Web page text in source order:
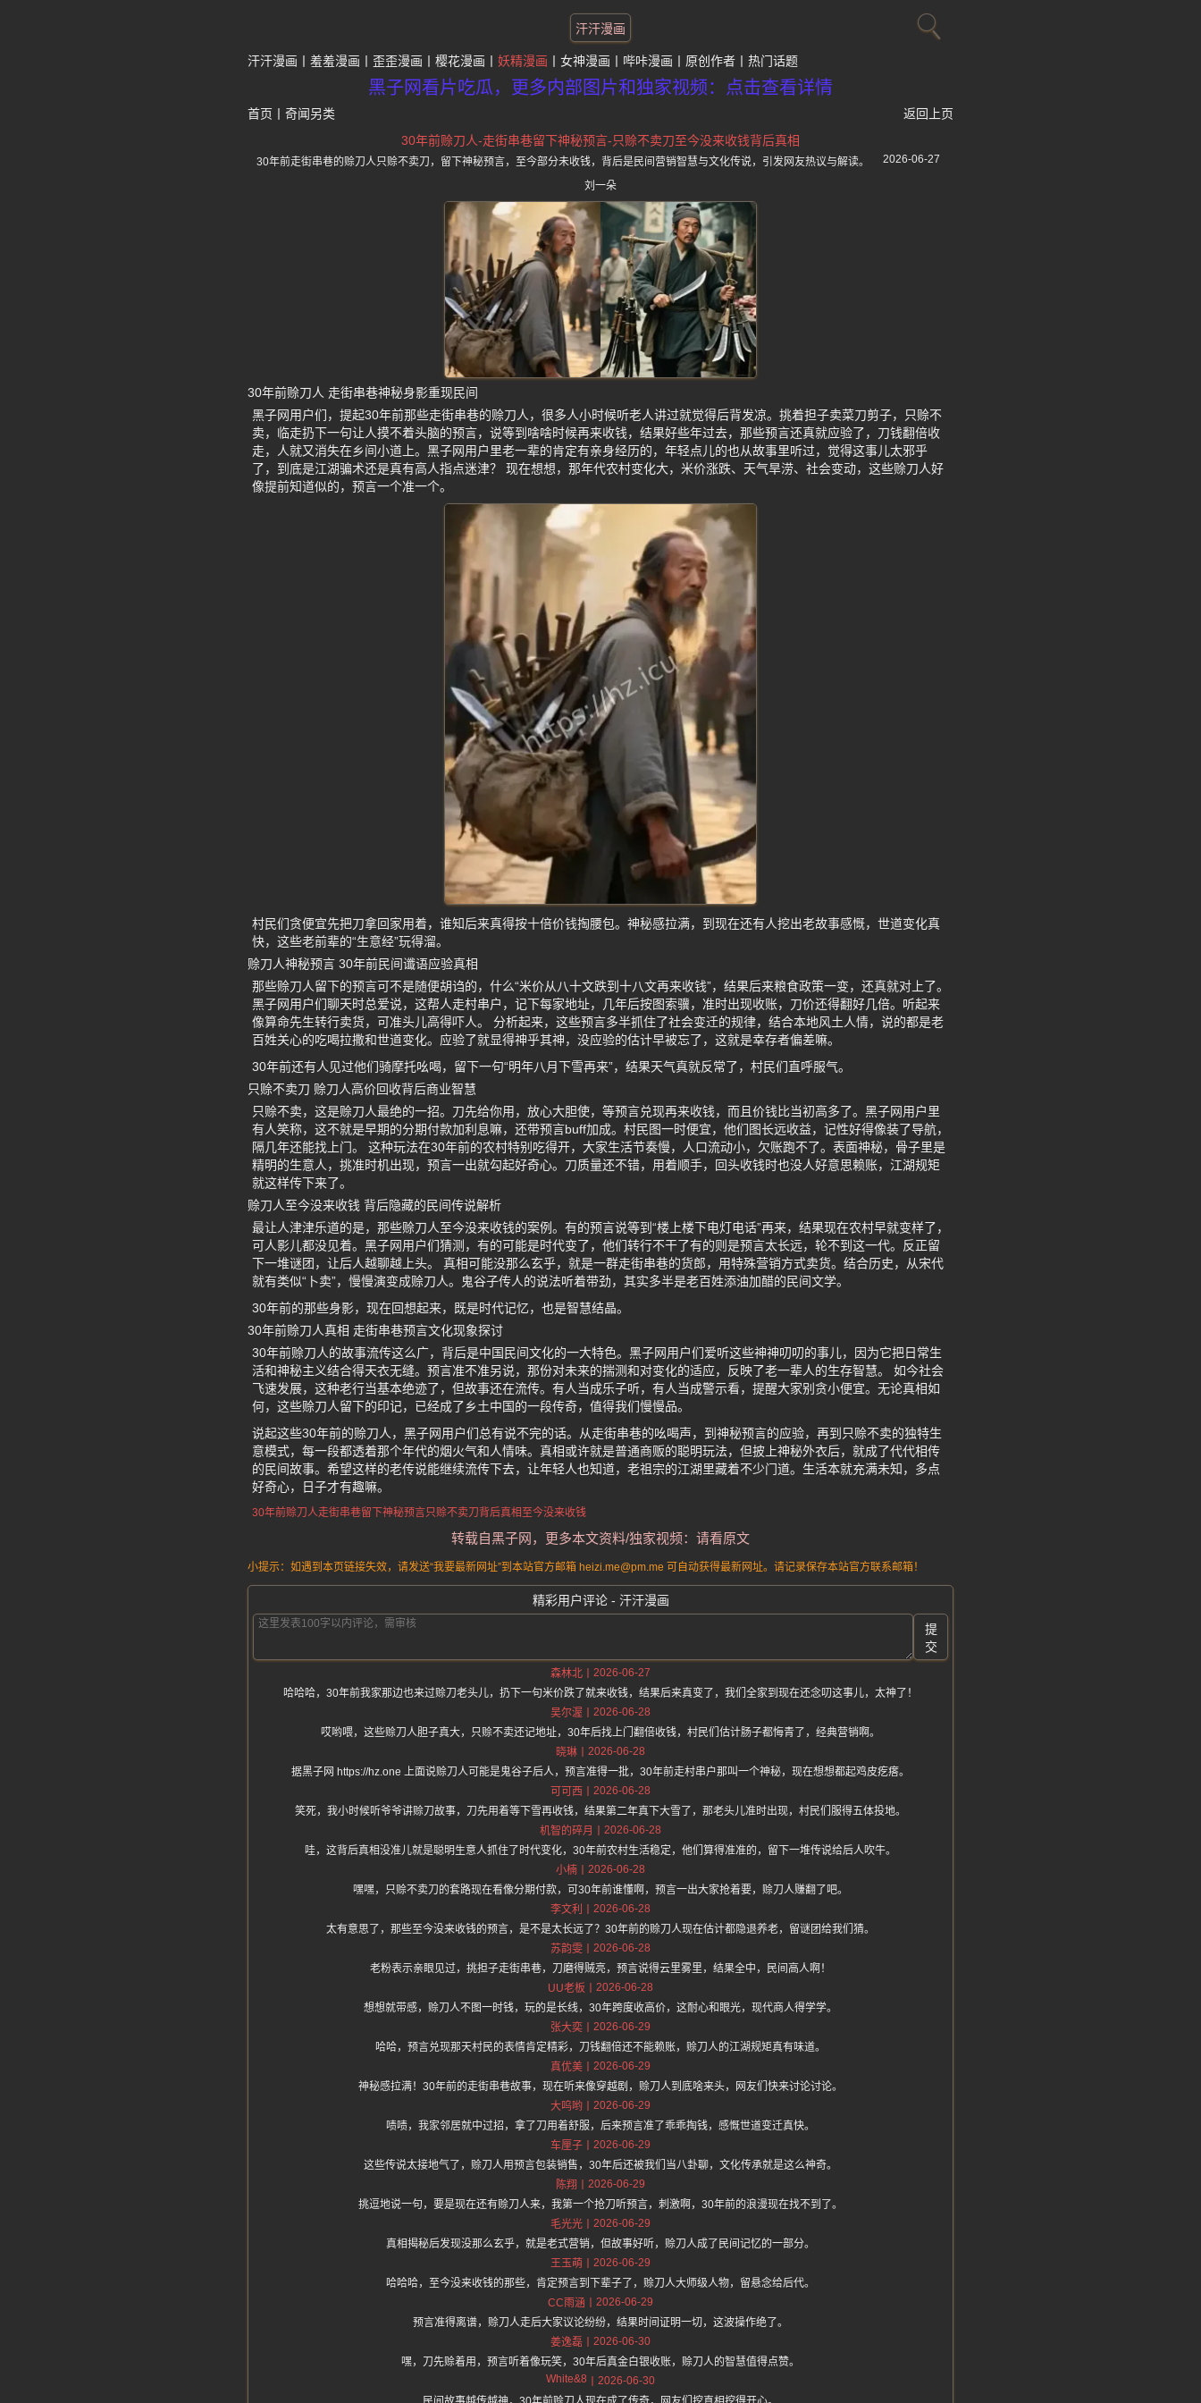
汗汗漫画
汗汗漫画 羞羞漫画 歪歪漫画 樱花漫画 妖精漫画 女神漫画 哔咔漫画 原创作者 热门话题
黑子网看片吃瓜，更多内部图片和独家视频：点击查看详情
首页 奇闻另类
返回上页
30年前赊刀人-走街串巷留下神秘预言-只赊不卖刀至今没来收钱背后真相
30年前走街串巷的赊刀人只赊不卖刀，留下神秘预言，至今部分未收钱，背后是民间营销智慧与文化传说，引发网友热议与解读。 2026-06-27
刘一朵
30年前赊刀人 走街串巷神秘身影重现民间
黑子网用户们，提起30年前那些走街串巷的赊刀人，很多人小时候听老人讲过就觉得后背发凉。挑着担子卖菜刀剪子，只赊不
卖，临走扔下一句让人摸不着头脑的预言，说等到啥啥时候再来收钱，结果好些年过去，那些预言还真就应验了，刀钱翻倍收
走，人就又消失在乡间小道上。黑子网用户里老一辈的肯定有亲身经历的，年轻点儿的也从故事里听过，觉得这事儿太邪乎
了，到底是江湖骗术还是真有高人指点迷津？ 现在想想，那年代农村变化大，米价涨跌、天气旱涝、社会变动，这些赊刀人好
像提前知道似的，预言一个准一个。
村民们贪便宜先把刀拿回家用着，谁知后来真得按十倍价钱掏腰包。神秘感拉满，到现在还有人挖出老故事感慨，世道变化真
快，这些老前辈的“生意经”玩得溜。
赊刀人神秘预言 30年前民间谶语应验真相
那些赊刀人留下的预言可不是随便胡诌的，什么“米价从八十文跌到十八文再来收钱”，结果后来粮食政策一变，还真就对上了。
黑子网用户们聊天时总爱说，这帮人走村串户，记下每家地址，几年后按图索骥，准时出现收账，刀价还得翻好几倍。听起来
像算命先生转行卖货，可准头儿高得吓人。 分析起来，这些预言多半抓住了社会变迁的规律，结合本地风土人情，说的都是老
百姓关心的吃喝拉撒和世道变化。应验了就显得神乎其神，没应验的估计早被忘了，这就是幸存者偏差嘛。
30年前还有人见过他们骑摩托吆喝，留下一句“明年八月下雪再来”，结果天气真就反常了，村民们直呼服气。
只赊不卖刀 赊刀人高价回收背后商业智慧
只赊不卖，这是赊刀人最绝的一招。刀先给你用，放心大胆使，等预言兑现再来收钱，而且价钱比当初高多了。黑子网用户里
有人笑称，这不就是早期的分期付款加利息嘛，还带预言buff加成。村民图一时便宜，他们图长远收益，记性好得像装了导航，
隔几年还能找上门。 这种玩法在30年前的农村特别吃得开，大家生活节奏慢，人口流动小，欠账跑不了。表面神秘，骨子里是
精明的生意人，挑准时机出现，预言一出就勾起好奇心。刀质量还不错，用着顺手，回头收钱时也没人好意思赖账，江湖规矩
就这样传下来了。
赊刀人至今没来收钱 背后隐藏的民间传说解析
最让人津津乐道的是，那些赊刀人至今没来收钱的案例。有的预言说等到“楼上楼下电灯电话”再来，结果现在农村早就变样了，
可人影儿都没见着。黑子网用户们猜测，有的可能是时代变了，他们转行不干了有的则是预言太长远，轮不到这一代。反正留
下一堆谜团，让后人越聊越上头。 真相可能没那么玄乎，就是一群走街串巷的货郎，用特殊营销方式卖货。结合历史，从宋代
就有类似“卜卖”，慢慢演变成赊刀人。鬼谷子传人的说法听着带劲，其实多半是老百姓添油加醋的民间文学。
30年前的那些身影，现在回想起来，既是时代记忆，也是智慧结晶。
30年前赊刀人真相 走街串巷预言文化现象探讨
30年前赊刀人的故事流传这么广，背后是中国民间文化的一大特色。黑子网用户们爱听这些神神叨叨的事儿，因为它把日常生
活和神秘主义结合得天衣无缝。预言准不准另说，那份对未来的揣测和对变化的适应，反映了老一辈人的生存智慧。 如今社会
飞速发展，这种老行当基本绝迹了，但故事还在流传。有人当成乐子听，有人当成警示看，提醒大家别贪小便宜。无论真相如
何，这些赊刀人留下的印记，已经成了乡土中国的一段传奇，值得我们慢慢品。
说起这些30年前的赊刀人，黑子网用户们总有说不完的话。从走街串巷的吆喝声，到神秘预言的应验，再到只赊不卖的独特生
意模式，每一段都透着那个年代的烟火气和人情味。真相或许就是普通商贩的聪明玩法，但披上神秘外衣后，就成了代代相传
的民间故事。希望这样的老传说能继续流传下去，让年轻人也知道，老祖宗的江湖里藏着不少门道。生活本就充满未知，多点
好奇心，日子才有趣嘛。
30年前赊刀人走街串巷留下神秘预言只赊不卖刀背后真相至今没来收钱
转载自黑子网，更多本文资料/独家视频：请看原文
小提示：如遇到本页链接失效，请发送“我要最新网址”到本站官方邮箱 heizi.me@pm.me 可自动获得最新网址。请记录保存本站官方联系邮箱！
精彩用户评论 - 汗汗漫画
提
交
森林北
2026-06-27
哈哈哈，30年前我家那边也来过赊刀老头儿，扔下一句米价跌了就来收钱，结果后来真变了，我们全家到现在还念叨这事儿，太神了！
吴尔渥
2026-06-28
哎哟喂，这些赊刀人胆子真大，只赊不卖还记地址，30年后找上门翻倍收钱，村民们估计肠子都悔青了，经典营销啊。
晓琳
2026-06-28
据黑子网 https://hz.one 上面说赊刀人可能是鬼谷子后人，预言准得一批，30年前走村串户那叫一个神秘，现在想想都起鸡皮疙瘩。
可可西
2026-06-28
笑死，我小时候听爷爷讲赊刀故事，刀先用着等下雪再收钱，结果第二年真下大雪了，那老头儿准时出现，村民们服得五体投地。
机智的碎月
2026-06-28
哇，这背后真相没准儿就是聪明生意人抓住了时代变化，30年前农村生活稳定，他们算得准准的，留下一堆传说给后人吹牛。
小楠
2026-06-28
嘿嘿，只赊不卖刀的套路现在看像分期付款，可30年前谁懂啊，预言一出大家抢着要，赊刀人赚翻了吧。
李文利
2026-06-28
太有意思了，那些至今没来收钱的预言，是不是太长远了？30年前的赊刀人现在估计都隐退养老，留谜团给我们猜。
苏韵雯
2026-06-28
老粉表示亲眼见过，挑担子走街串巷，刀磨得贼亮，预言说得云里雾里，结果全中，民间高人啊！
UU老板
2026-06-28
想想就带感，赊刀人不图一时钱，玩的是长线，30年跨度收高价，这耐心和眼光，现代商人得学学。
张大奕
2026-06-29
哈哈，预言兑现那天村民的表情肯定精彩，刀钱翻倍还不能赖账，赊刀人的江湖规矩真有味道。
真优美
2026-06-29
神秘感拉满！30年前的走街串巷故事，现在听来像穿越剧，赊刀人到底啥来头，网友们快来讨论讨论。
大呜哟
2026-06-29
啧啧，我家邻居就中过招，拿了刀用着舒服，后来预言准了乖乖掏钱，感慨世道变迁真快。
车厘子
2026-06-29
这些传说太接地气了，赊刀人用预言包装销售，30年后还被我们当八卦聊，文化传承就是这么神奇。
陈翔
2026-06-29
挑逗地说一句，要是现在还有赊刀人来，我第一个抢刀听预言，刺激啊，30年前的浪漫现在找不到了。
毛光光
2026-06-29
真相揭秘后发现没那么玄乎，就是老式营销，但故事好听，赊刀人成了民间记忆的一部分。
王玉萌
2026-06-29
哈哈哈，至今没来收钱的那些，肯定预言到下辈子了，赊刀人大师级人物，留悬念给后代。
CC雨涵
2026-06-29
预言准得离谱，赊刀人走后大家议论纷纷，结果时间证明一切，这波操作绝了。
姜逸磊
2026-06-30
嘿，刀先赊着用，预言听着像玩笑，30年后真金白银收账，赊刀人的智慧值得点赞。
White&8
2026-06-30